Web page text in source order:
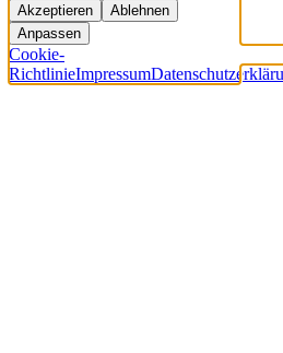
Akzeptieren
Ablehnen
Anpassen
Cookie-
RichtlinieImpressum